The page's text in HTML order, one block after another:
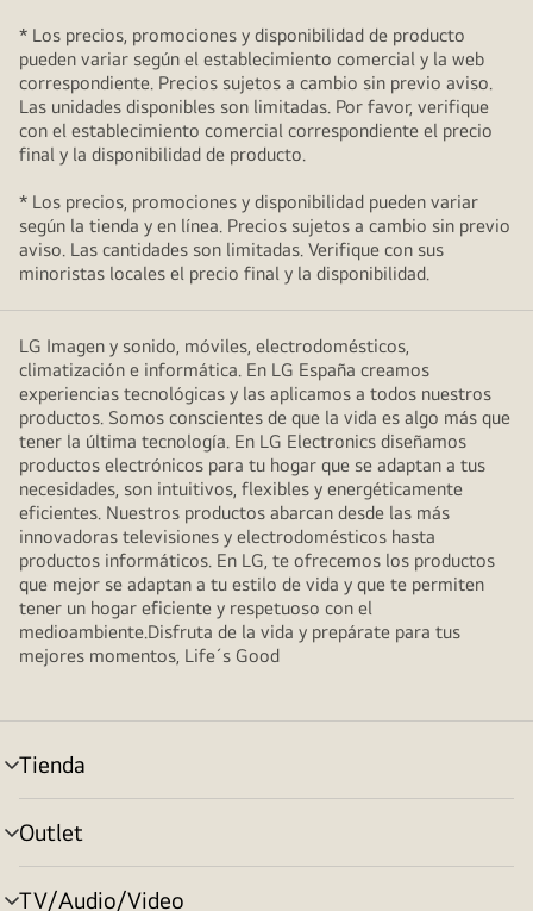
* Los precios, promociones y disponibilidad de producto
pueden variar según el establecimiento comercial y la web
correspondiente. Precios sujetos a cambio sin previo aviso.
Las unidades disponibles son limitadas. Por favor, verifique
con el establecimiento comercial correspondiente el precio
final y la disponibilidad de producto.
* Los precios, promociones y disponibilidad pueden variar
según la tienda y en línea. Precios sujetos a cambio sin previo
aviso. Las cantidades son limitadas. Verifique con sus
minoristas locales el precio final y la disponibilidad.
LG Imagen y sonido, móviles, electrodomésticos,
climatización e informática. En LG España creamos
experiencias tecnológicas y las aplicamos a todos nuestros
productos. Somos conscientes de que la vida es algo más que
tener la última tecnología. En LG Electronics diseñamos
productos electrónicos para tu hogar que se adaptan a tus
necesidades, son intuitivos, flexibles y energéticamente
eficientes. Nuestros productos abarcan desde las más
innovadoras televisiones y electrodomésticos hasta
productos informáticos. En LG, te ofrecemos los productos
que mejor se adaptan a tu estilo de vida y que te permiten
tener un hogar eficiente y respetuoso con el
medioambiente.Disfruta de la vida y prepárate para tus
mejores momentos, Life´s Good
Tienda
Alternar
menú
Outlet
Alternar
menú
TV/Audio/Video